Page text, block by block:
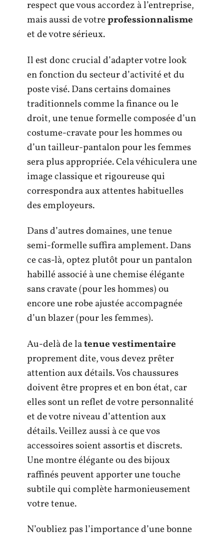
respect que vous accordez à l’entreprise,
mais aussi de votreprofessionnalisme
et de votre sérieux.
Il est donc crucial d’adapter votre look
en fonction du secteur d’activité et du
poste visé. Dans certains domaines
traditionnels comme la finance ou le
droit, une tenue formelle composée d’un
costume-cravate pour les hommes ou
d’un tailleur-pantalon pour les femmes
sera plus appropriée. Cela véhiculera une
image classique et rigoureuse qui
correspondra aux attentes habituelles
des employeurs.
Dans d’autres domaines, une tenue
semi-formelle suffira amplement. Dans
ce cas-là, optez plutôt pour un pantalon
habillé associé à une chemise élégante
sans cravate (pour les hommes) ou
encore une robe ajustée accompagnée
d’un blazer (pour les femmes).
Au-delà de latenue vestimentaire
proprement dite, vous devez prêter
attention aux détails. Vos chaussures
doivent être propres et en bon état, car
elles sont un reflet de votre personnalité
et de votre niveau d’attention aux
détails. Veillez aussi à ce que vos
accessoires soient assortis et discrets.
Une montre élégante ou des bijoux
raffinés peuvent apporter une touche
subtile qui complète harmonieusement
votre tenue.
N’oubliez pas l’importance d’une bonne